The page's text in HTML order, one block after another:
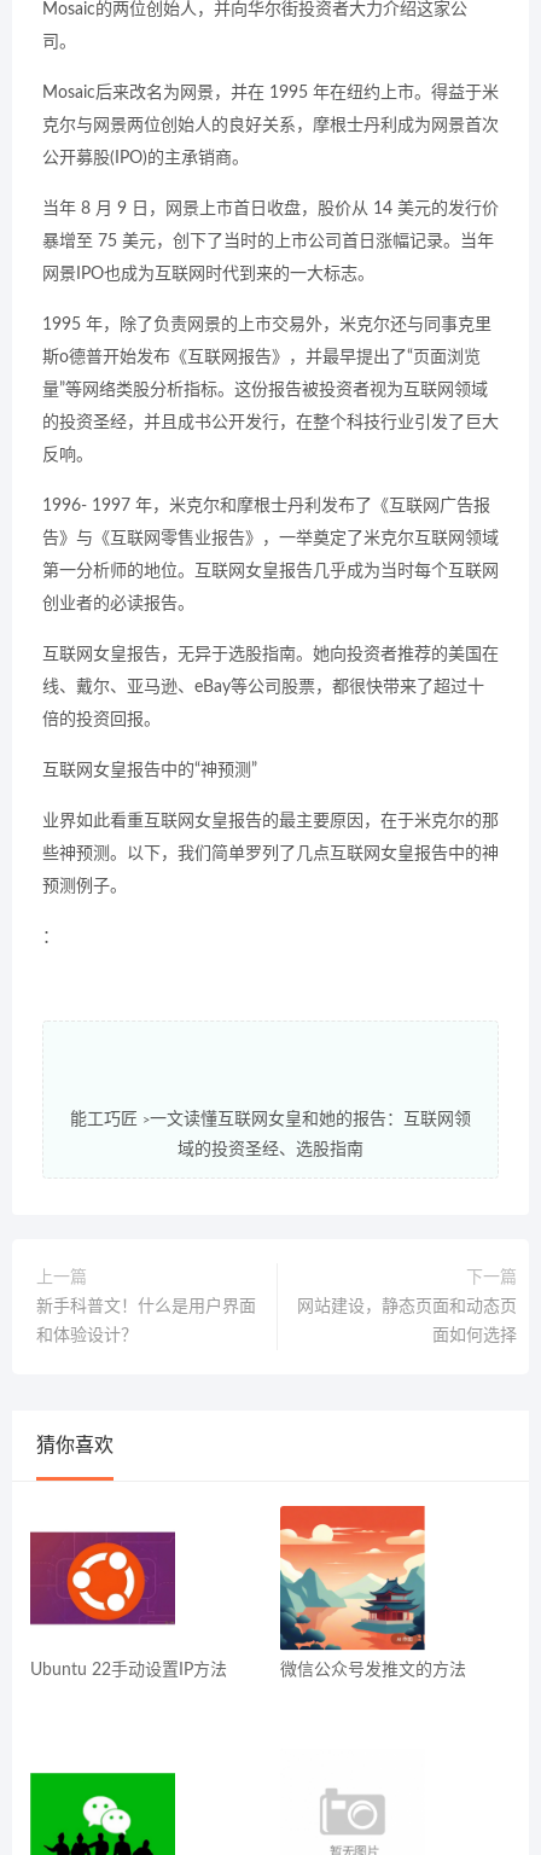
Mosaic的两位创始人，并向华尔街投资者大力介绍这家公
司。
Mosaic后来改名为网景，并在 1995 年在纽约上市。得益于米
克尔与网景两位创始人的良好关系，摩根士丹利成为网景首次
公开募股(IPO)的主承销商。
当年 8 月 9 日，网景上市首日收盘，股价从 14 美元的发行价
暴增至 75 美元，创下了当时的上市公司首日涨幅记录。当年
网景IPO也成为互联网时代到来的一大标志。
1995 年，除了负责网景的上市交易外，米克尔还与同事克里
斯o德普开始发布《互联网报告》，并最早提出了“页面浏览
量”等网络类股分析指标。这份报告被投资者视为互联网领域
的投资圣经，并且成书公开发行，在整个科技行业引发了巨大
反响。
1996- 1997 年，米克尔和摩根士丹利发布了《互联网广告报
告》与《互联网零售业报告》，一举奠定了米克尔互联网领域
第一分析师的地位。互联网女皇报告几乎成为当时每个互联网
创业者的必读报告。
互联网女皇报告，无异于选股指南。她向投资者推荐的美国在
线、戴尔、亚马逊、eBay等公司股票，都很快带来了超过十
倍的投资回报。
互联网女皇报告中的“神预测”
业界如此看重互联网女皇报告的最主要原因，在于米克尔的那
些神预测。以下，我们简单罗列了几点互联网女皇报告中的神
预测例子。
：
能工巧匠 >一文读懂互联网女皇和她的报告：互联网领
域的投资圣经、选股指南
上一篇
新手科普文！什么是用户界面
和体验设计？
下一篇
网站建设，静态页面和动态页
面如何选择
猜你喜欢
Ubuntu 22手动设置IP方法 微信公众号发推文的方法